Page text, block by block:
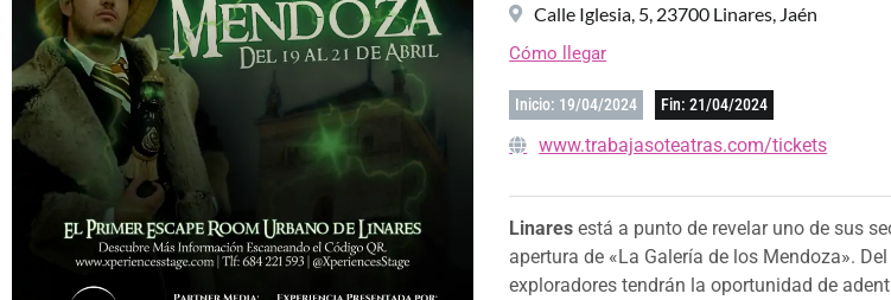
Calle Iglesia, 5, 23700 Linares, Jaén
Cómo llegar
Inicio: 19/04/2024 Fin: 21/04/2024
www.trabajasoteatras.com/tickets
Linaresestá a punto de revelar uno de sus
apertura de «La Galería de los Mendoza». Del
exploradores tendrán la oportunidad de